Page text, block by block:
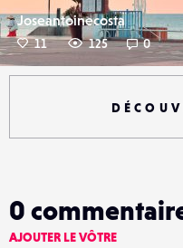
Joseantoinecosta
11 125 0
0
AJOUTER LE VÔTRE